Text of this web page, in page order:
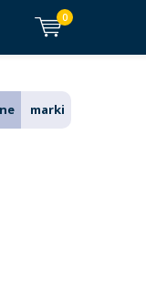
0
marki